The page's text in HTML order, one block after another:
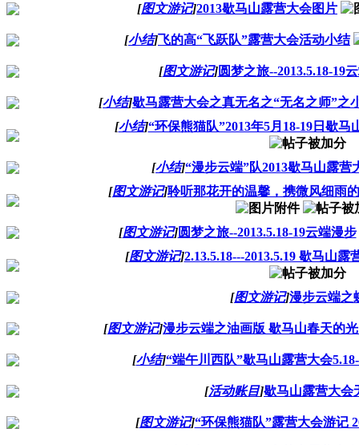
[图文游记]2013歇马山露营大会图片
[小结]飞的高“飞跃队”露营大会活动小结
[图文游记]圆梦之旅--2013.5.18-19
[小结]歇马露营大会之真无名之“无名之师”之
[小结]“环保熊猫队”2013年5月18-19日歇马
[小结]“漫步云端”队2013歇马山露营
[图文游记]聆听那花开的温馨，携微风细雨
[图文游记]圆梦之旅--2013.5.18-19云端漫步
[图文游记]2.13.5.18---2013.5.19 歇马山露
[图文游记]漫步云端之
[图文游记]漫步云端之油画版 歇马山春天的
[小结]“端午川西队”歇马山露营大会
[活动账目]歇马山露营大会
[图文游记]“环保熊猫队”露营大会游记